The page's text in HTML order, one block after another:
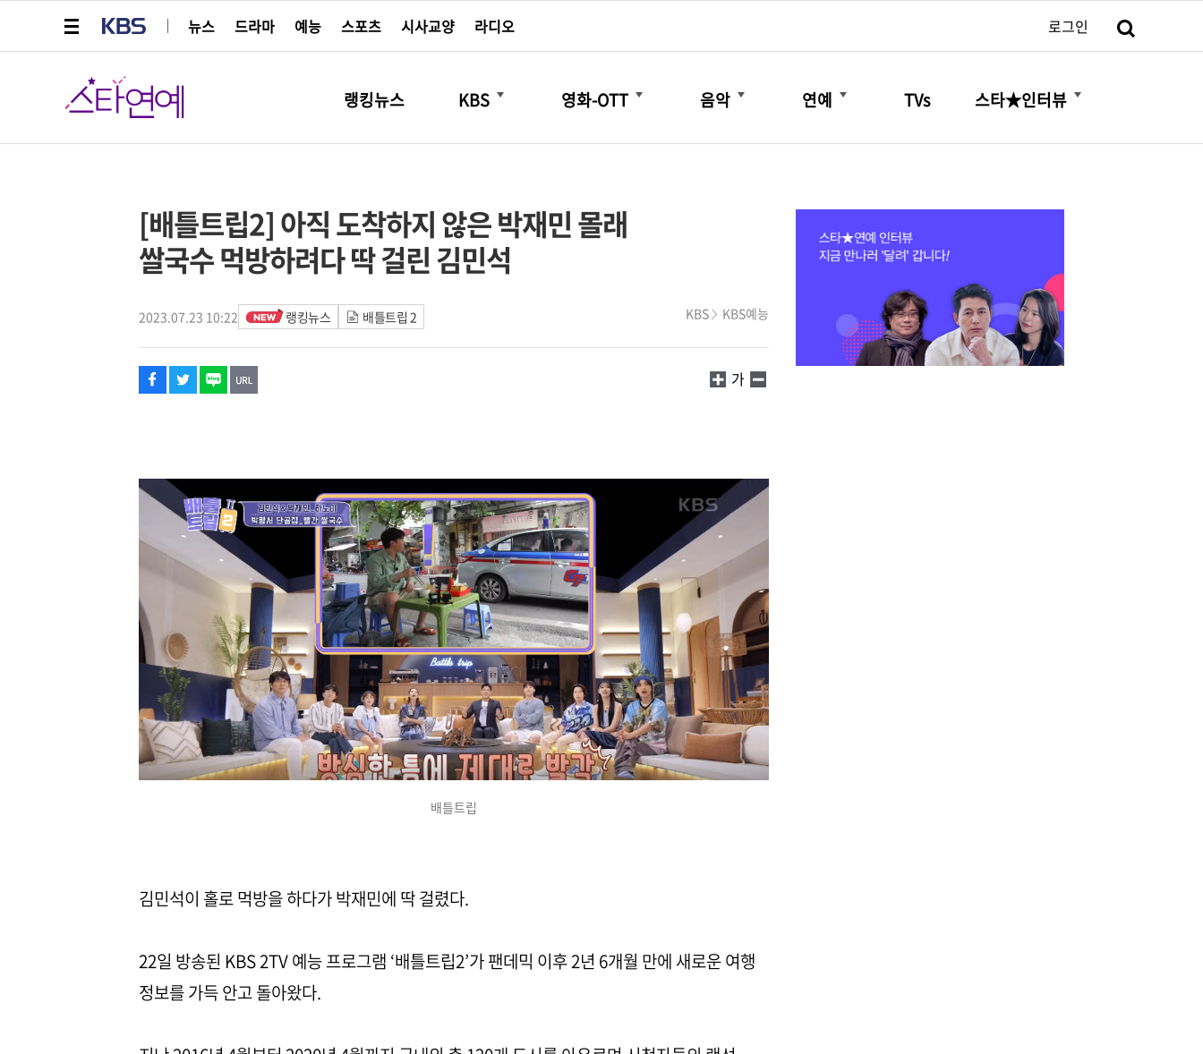
뉴스
드라마 예능 스포츠 시사교양 라디오 로그인
스타연예
랭킹뉴스 KBS
더보기
영화-OTT
더보기
음악
더보기
연예
더보기
TVs 스타★인터뷰
더보기
[배틀트립2] 아직 도착하지 않은 박재민 몰래
쌀국수 먹방하려다 딱 걸린 김민석
2023.07.23 10:22 랭킹뉴스 배틀트립 2 KBS KBS예능
페이스북
트위터
네이버
URL복사
글씨 작게보기
가
글씨 크게보기
배틀트립
김민석이 홀로 먹방을 하다가 박재민에 딱 걸렸다.
22일 방송된 KBS 2TV 예능 프로그램 ‘배틀트립2’가 팬데믹 이후 2년 6개월 만에 새로운 여행
정보를 가득 안고 돌아왔다.